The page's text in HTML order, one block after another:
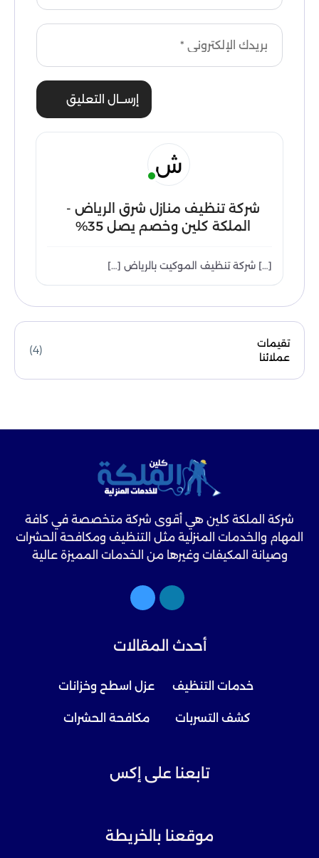
إرســال التعليق
ش
شركة تنظيف منازل شرق الرياض -
الملكة كلين وخصم يصل 35%
[…] شركة تنظيف الموكيت بالرياض […]
تقيمات
عملائنا
(4)
شركة الملكة كلين هي أقوى شركة متخصصة في كافة
المهام والخدمات المنزلية مثل التنظيف ومكافحة الحشرات
وصيانة المكيفات وغيرها من الخدمات المميزة عالية
أحدث المقالات
خدمات التنظيف عزل اسطح وخزانات
كشف التسربات مكافحة الحشرات
تابعنا على إكس
موقعنا بالخريطة